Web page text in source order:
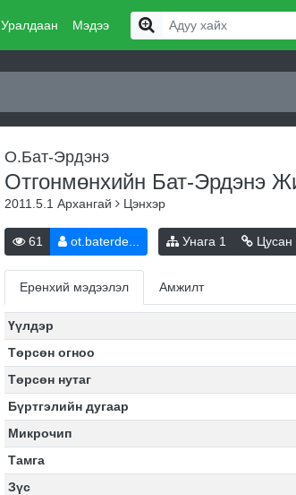
Уралдаан Мэдээ
О.Бат-Эрдэнэ
Отгонмөнхийн Бат-Эрдэнэ
2011.5.1 Архангай Цэнхэр
61 ot.baterde... Унага 1 Цусан
Ерөнхий мэдээлэл Амжилт
Үүлдэр
Төрсөн огноо
Төрсөн нутаг
Бүртгэлийн дугаар
Микрочип
Тамга
Зүс